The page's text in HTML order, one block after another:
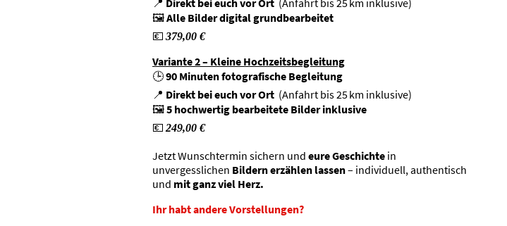
🖼️Alle Bilder digital grundbearbeitet
💶 379,00 €
Variante 2 – Kleine Hochzeitsbegleitung
🕒90 Minuten fotografische Begleitung
📍 Direkt bei euch vor Ort (Anfahrt bis 25 km inklusive)
🖼️5 hochwertig bearbeitete Bilder inklusive
💶 249,00 €
Jetzt Wunschtermin sichern und eure Geschichte in
unvergesslichen Bildern erzählen lassen– individuell, authentisch
und mit ganz viel Herz.
Ihr habt andere Vorstellungen?